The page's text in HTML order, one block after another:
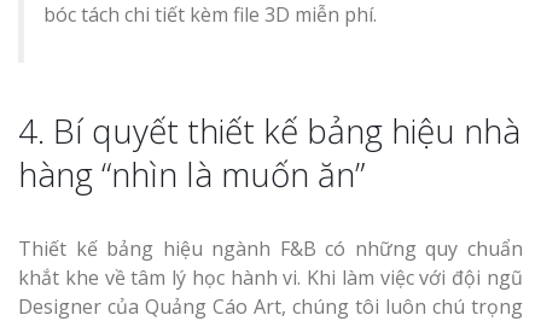
bóc tách chi tiết kèm file 3D miễn phí.
4. Bí quyết thiết kế bảng hiệu nhà
hàng “nhìn là muốn ăn”
Thiết kế bảng hiệu ngành F&B có những quy chuẩn
khắt khe về tâm lý học hành vi. Khi làm việc với đội ngũ
Designer của Quảng Cáo Art, chúng tôi luôn chú trọng